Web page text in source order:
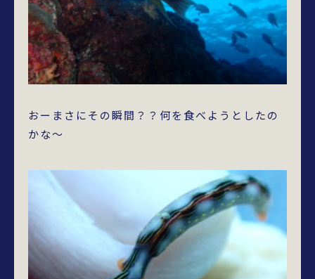
おーまさにその瞬間？？何を食べようとしたの
かな～